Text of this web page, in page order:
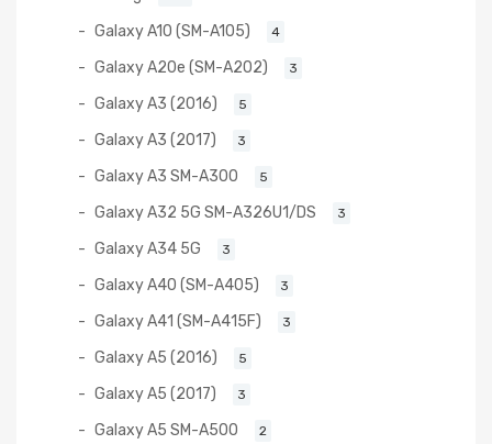
Galaxy A10 (SM-A105) 4
Galaxy A20e (SM-A202) 3
Galaxy A3 (2016) 5
Galaxy A3 (2017) 3
Galaxy A3 SM-A300 5
Galaxy A32 5G SM-A326U1/DS 3
Galaxy A34 5G 3
Galaxy A40 (SM-A405) 3
Galaxy A41 (SM-A415F) 3
Galaxy A5 (2016) 5
Galaxy A5 (2017) 3
Galaxy A5 SM-A500 2